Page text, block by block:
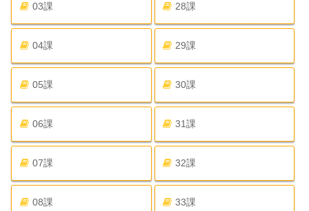
03課 28課
04課 29課
05課 30課
06課 31課
07課 32課
08課 33課